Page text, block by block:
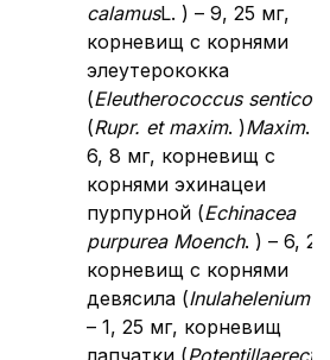
calamusL. ) – 9, 25 мг,
корневищ с корнями
элеутерококка
(Eleutherococcus
(Rupr. et maxim. )Maxim. )
6, 8 мг, корневищ с
корнями эхинацеи
пурпурной (Echinacea
purpurea Moench. ) – 6, 2
корневищ с корнями
девясила (Inulahelenium
– 1, 25 мг, корневищ
лапчатки (Potentillaerecta